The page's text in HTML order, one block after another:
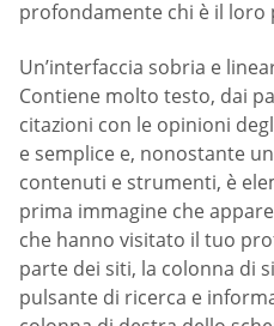
profondamente chi è il loro
Un’interfaccia sobria e
Contiene molto testo, dai
citazioni con le opinioni
e semplice e, nonostante
contenuti e strumenti, è
prima immagine che
che hanno visitato il tuo
parte dei siti, la colonna di
pulsante di ricerca e